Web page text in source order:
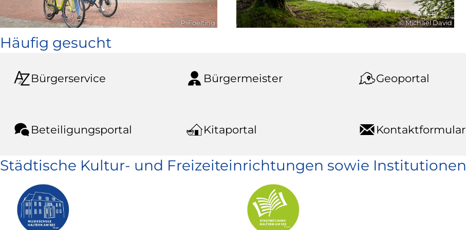
© P. Foelting © Michael David
Häufig gesucht
Bürgerservice Bürgermeister Geoportal
Beteiligungsportal Kitaportal Kontaktformular
Städtische Kultur- und Freizeiteinrichtungen sowie Institutionen